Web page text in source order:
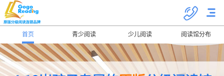
首页 青少阅读 少儿阅读 阅读馆分布
关于我们